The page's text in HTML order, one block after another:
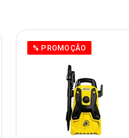
% PROMOÇÃO